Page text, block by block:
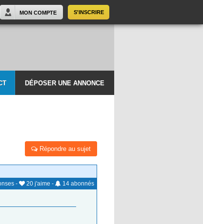
S'INSCRIRE
MON COMPTE
DÉPOSER UNE ANNONCE
Répondre au sujet
- 20 j'aime - 14 abonnés